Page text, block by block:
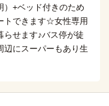
）+ベッド付きのため
トできます☆女性専用
らせます♪バス停が徒
辺にスーパーもあり生